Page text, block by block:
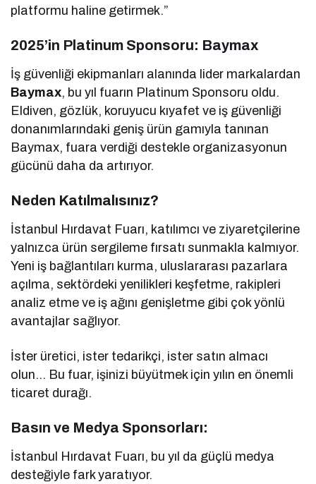
platformu haline getirmek.”
2025’in Platinum Sponsoru: Baymax
İş güvenliği ekipmanları alanında lider markalardan
Baymax, bu yıl fuarın Platinum Sponsoru oldu.
Eldiven, gözlük, koruyucu kıyafet ve iş güvenliği
donanımlarındaki geniş ürün gamıyla tanınan
Baymax, fuara verdiği destekle organizasyonun
gücünü daha da artırıyor.
Neden Katılmalısınız?
İstanbul Hırdavat Fuarı, katılımcı ve ziyaretçilerine
yalnızca ürün sergileme fırsatı sunmakla kalmıyor.
Yeni iş bağlantıları kurma, uluslararası pazarlara
açılma, sektördeki yenilikleri keşfetme, rakipleri
analiz etme ve iş ağını genişletme gibi çok yönlü
avantajlar sağlıyor.
İster üretici, ister tedarikçi, ister satın almacı
olun… Bu fuar, işinizi büyütmek için yılın en önemli
ticaret durağı.
Basın ve Medya Sponsorları:
İstanbul Hırdavat Fuarı, bu yıl da güçlü medya
desteğiyle fark yaratıyor.